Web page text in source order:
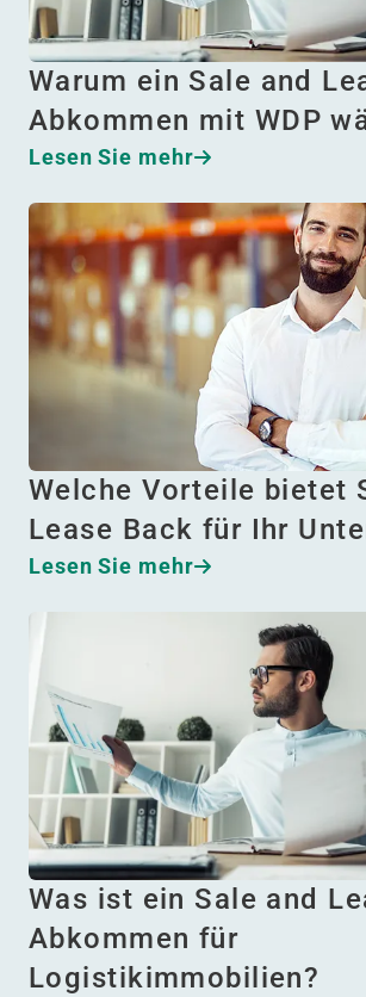
Warum ein Sale and
Abkommen mit WDP
Lesen Sie mehr
Welche Vorteile bietet
Lease Back für Ihr
Lesen Sie mehr
Was ist ein Sale and
Abkommen für
Logistikimmobilien?